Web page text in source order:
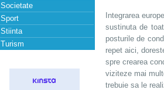
Societate
Sport
Stiinta
Turism
Integrarea
sustinuta de
posturile de
repet aici,
spre crearea
viziteze mai
trebuie sa le